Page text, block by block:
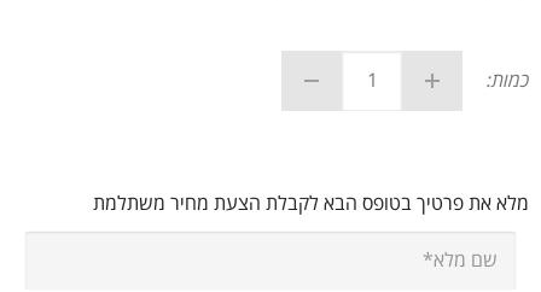
כמות:
מלא את פרטיך בטופס הבא לקבלת הצעת מחיר משתלמת